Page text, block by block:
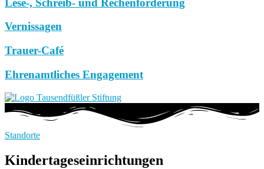
Lese-, Schreib- und Rechenförderung
Vernissagen
Trauer-Café
Ehrenamtliches Engagement
Standorte
Kindertageseinrichtungen